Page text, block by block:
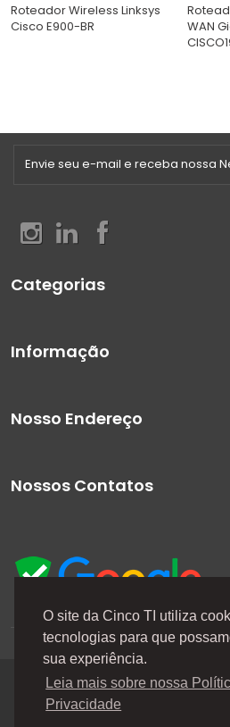
O site da Cinco TI utiliza
tecnologias para que
sua experiência.
Leia mais sobre nossa
Privacidade
Roteador Wireless Linksys
Cisco E900-BR
WAN
Categorias
Informação
A Cinco TI (5TI) é uma marca
COMERCIO E SERVICOS LTDA |
Todos os direitos reservados.
site ou via e-mails promocionais
prévio aviso. A 5TI não é
fotos contidas nessa página são
Nosso Endereço
Nossos Contatos